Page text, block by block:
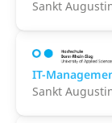
Sankt
IT-
Sankt